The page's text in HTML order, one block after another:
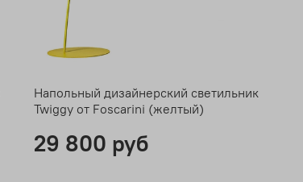
Напольный дизайнерский светильник
Twiggy от Foscarini (желтый)
29 800 руб